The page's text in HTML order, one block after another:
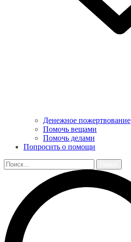
Денежное пожертвование
Помочь вещами
Помочь делами
Попросить о помощи
Найти: